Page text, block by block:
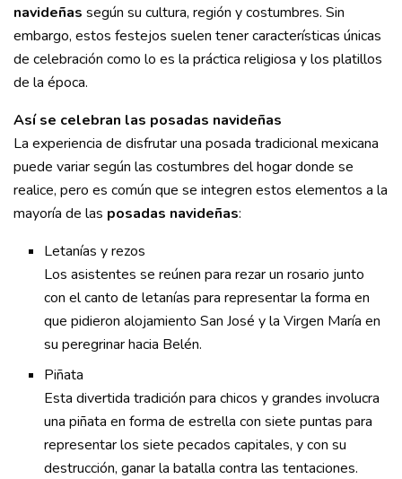
navideñas según su cultura, región y costumbres. Sin
embargo, estos festejos suelen tener características únicas
de celebración como lo es la práctica religiosa y los platillos
de la época.
Así se celebran las posadas navideñas
La experiencia de disfrutar una posada tradicional mexicana
puede variar según las costumbres del hogar donde se
realice, pero es común que se integren estos elementos a la
mayoría de las posadas navideñas:
Letanías y rezos
Los asistentes se reúnen para rezar un rosario junto
con el canto de letanías para representar la forma en
que pidieron alojamiento San José y la Virgen María en
su peregrinar hacia Belén.
Piñata
Esta divertida tradición para chicos y grandes involucra
una piñata en forma de estrella con siete puntas para
representar los siete pecados capitales, y con su
destrucción, ganar la batalla contra las tentaciones.